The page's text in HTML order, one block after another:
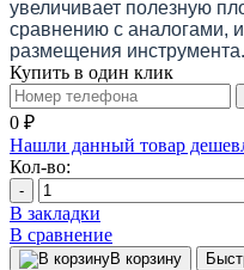
увеличивает полезную
сравнению с аналогами,
размещения инструмента.
Купить в один клик
0 ₽
Нашли данный товар
Кол-во:
-
В закладки
В сравнение
В корзину